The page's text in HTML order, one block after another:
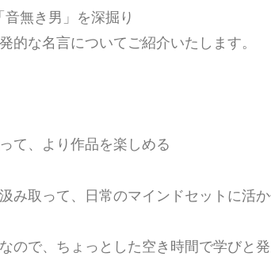
音無き男」を深掘り
的な名言についてご紹介いたします。
て、より作品を楽しめる
み取って、日常のマインドセットに活
ので、ちょっとした空き時間で学びと